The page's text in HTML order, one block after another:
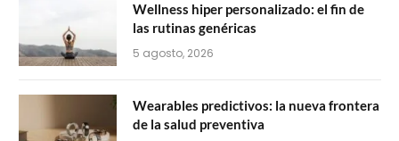
Wellness hiper personalizado: el fin de
las rutinas genéricas
5 agosto, 2026
Wearables predictivos: la nueva frontera
de la salud preventiva